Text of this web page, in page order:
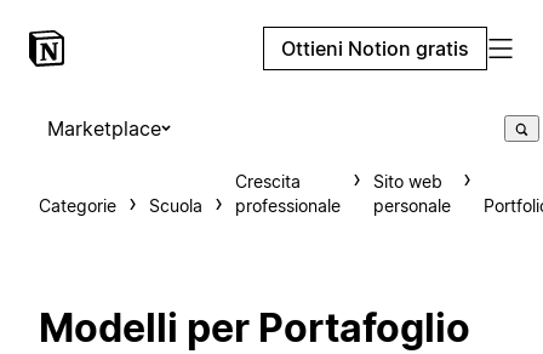
Ottieni Notion gratis
Marketplace
Categorie Scuola
Crescita
professionale
Sito web
personale
Modelli per Portafoglio